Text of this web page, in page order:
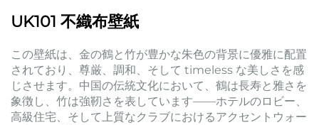
UK101 不織布壁紙
この壁紙は、金の鶴と竹が豊かな朱色の背景に優雅に配置
されており、尊厳、調和、そして timeless な美しさを感
じさせます。中国の伝統文化において、鶴は長寿と雅さを
象徴し、竹は強靭さを表しています――ホテルのロビー、
高級住宅、そして上質なクラブにおけるアクセントウォー